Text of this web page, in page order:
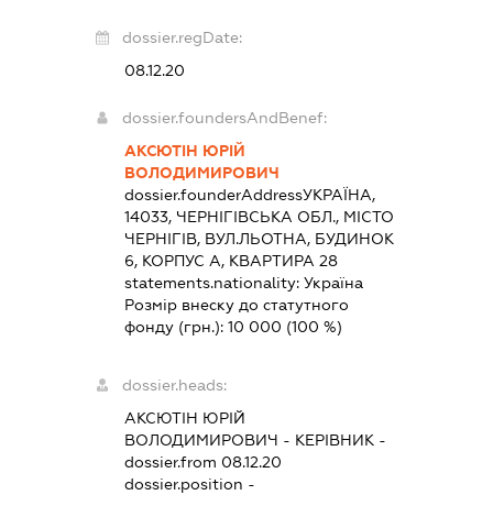
dossier.regDate:
08.12.20
dossier.foundersAndBenef:
АКСЮТІН ЮРІЙ
ВОЛОДИМИРОВИЧ
dossier.founderAddressУКРАЇНА,
14033, ЧЕРНІГІВСЬКА ОБЛ., МІСТО
ЧЕРНІГІВ, ВУЛ.ЛЬОТНА, БУДИНОК
6, КОРПУС А, КВАРТИРА 28
statements.nationality: Україна
Розмір внеску до статутного
фонду (грн.): 10 000 (100 %)
dossier.heads:
АКСЮТІН ЮРІЙ
ВОЛОДИМИРОВИЧ - КЕРІВНИК -
dossier.from 08.12.20
dossier.position -